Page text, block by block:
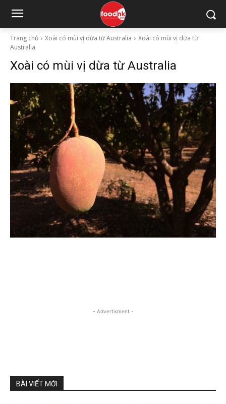
Trang chủ Xoài có mùi vị dừa từ Australia
Xoài có mùi vị dừa từ
Australia
Xoài có mùi vị dừa từ Australia
- Advertisment -
BÀI VIẾT MỚI